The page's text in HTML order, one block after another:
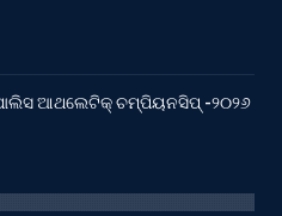
ଆଥଲେଟିକ୍ ଚମ୍ପିୟନସିପ୍ -୨୦୨୬